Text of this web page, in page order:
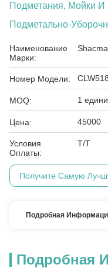
Подметания, Мойки
Подметально-
Наименование
Марки:
Номер Модели:
MOQ: 1
Цена: 45000
Условия
Оплаты:
Т/Т
Подробная
Подробная